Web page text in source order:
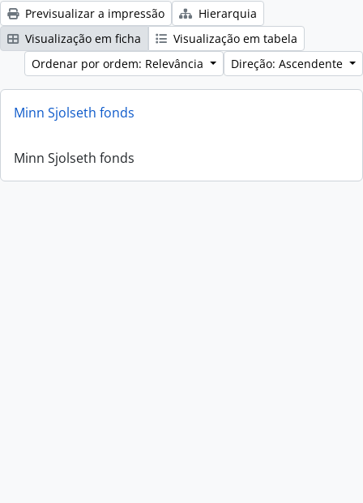
Previsualizar a impressão
Hierarquia
Visualização em ficha
Visualização em tabela
Ordenar por ordem: Relevância
Direção: Ascendente
Minn Sjolseth fonds
Minn Sjolseth fonds